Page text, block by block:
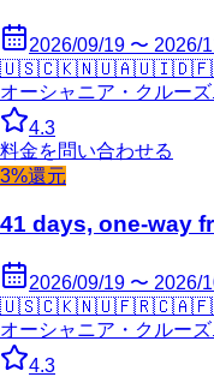
2026/09/19 〜 2026/
🇺🇸🇨🇰🇳🇺🇦🇺🇮🇩
オーシャニア・クルーズ
4.3
料金を問い合わせる
3%還元
41 days, one-way
2026/09/19 〜 2026/
🇺🇸🇨🇰🇳🇺🇫🇷🇨🇦
オーシャニア・クルーズ
4.3